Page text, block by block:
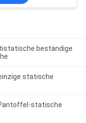
beständige
statische
statische